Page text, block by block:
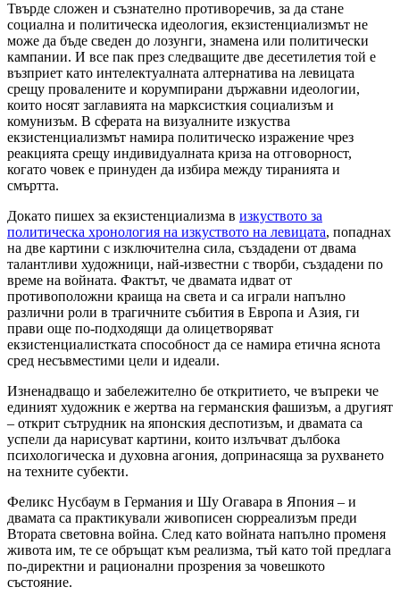
Твърде сложен и съзнателно противоречив, за да стане
социална и политическа идеология, екзистенциализмът не
може да бъде сведен до лозунги, знамена или политически
кампании. И все пак през следващите две десетилетия той е
възприет като интелектуалната алтернатива на левицата
срещу провалените и корумпирани държавни идеологии,
които носят заглавията на марксисткия социализъм и
комунизъм. В сферата на визуалните изкуства
екзистенциализмът намира политическо изражение чрез
реакцията срещу индивидуалната криза на отговорност,
когато човек е принуден да избира между тиранията и
смъртта.
Докато пишех за екзистенциализма в изкуството за
политическа хронология на изкуството на левицата, попаднах
на две картини с изключителна сила, създадени от двама
талантливи художници, най-известни с творби, създадени по
време на войната. Фактът, че двамата идват от
противоположни краища на света и са играли напълно
различни роли в трагичните събития в Европа и Азия, ги
прави още по-подходящи да олицетворяват
екзистенциалистката способност да се намира етична яснота
сред несъвместими цели и идеали.
Изненадващо и забележително бе откритието, че въпреки че
единият художник е жертва на германския фашизъм, а другият
– открит сътрудник на японския деспотизъм, и двамата са
успели да нарисуват картини, които излъчват дълбока
психологическа и духовна агония, допринасяща за рухването
на техните субекти.
Феликс Нусбаум в Германия и Шу Огавара в Япония – и
двамата са практикували живописен сюрреализъм преди
Втората световна война. След като войната напълно променя
живота им, те се обръщат към реализма, тъй като той предлага
по-директни и рационални прозрения за човешкото
състояние.